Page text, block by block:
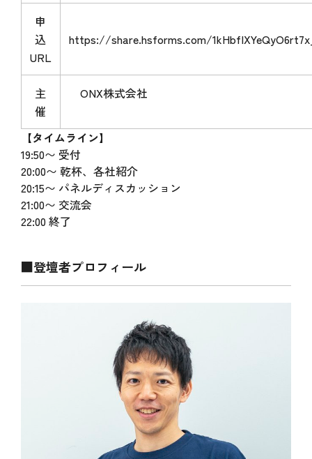
申
込
URL
https://share.hsforms.com/
主
催
ONX株式会社
【タイムライン】
19:50〜 受付
20:00〜 乾杯、各社紹介
20:15〜 パネルディスカッション
21:00〜 交流会
22:00 終了
■登壇者プロフィール